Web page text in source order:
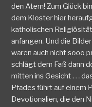
den Atem! Zum Glück
dem Kloster hier
katholischen
anfangen. Und die
waren auch nicht sooo
schlägt dem Faß dann
mitten ins Gesicht . . .
Pfades führt auf einem
Devotionalien, die den